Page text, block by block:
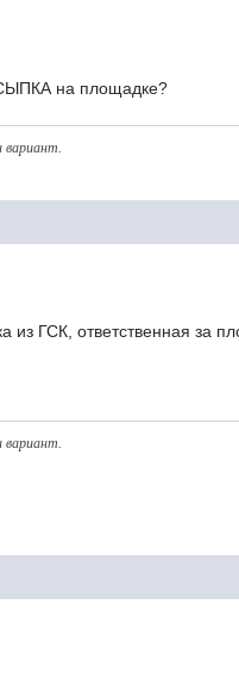
на площадке?
вариант.
из ГСК, ответственная за
вариант.